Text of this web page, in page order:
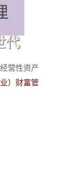
营性资产
）财富管